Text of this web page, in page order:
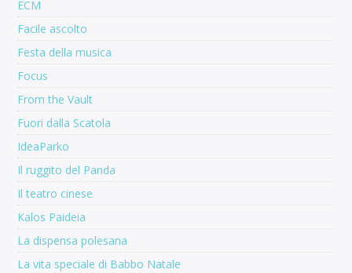
ECM
Facile ascolto
Festa della musica
Focus
From the Vault
Fuori dalla Scatola
IdeaParko
Il ruggito del Panda
Il teatro cinese
Kalos Paideia
La dispensa polesana
La vita speciale di Babbo Natale